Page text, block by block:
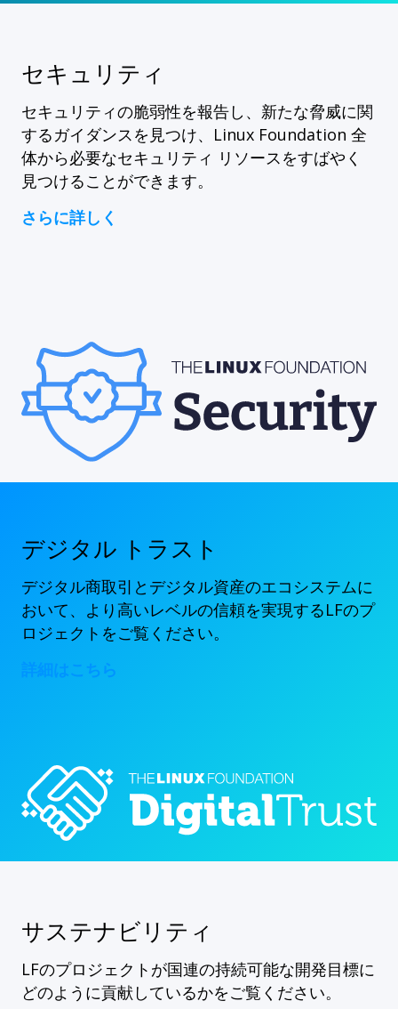
セキュリティ
セキュリティの脆弱性を報告し、新たな脅威に関
するガイダンスを見つけ、Linux Foundation 全
体から必要なセキュリティ リソースをすばやく
見つけることができます。
さらに詳しく
デジタル トラスト
デジタル商取引とデジタル資産のエコシステムに
おいて、より高いレベルの信頼を実現するLFのプ
ロジェクトをご覧ください。
詳細はこちら
サステナビリティ
LFのプロジェクトが国連の持続可能な開発目標に
どのように貢献しているかをご覧ください。